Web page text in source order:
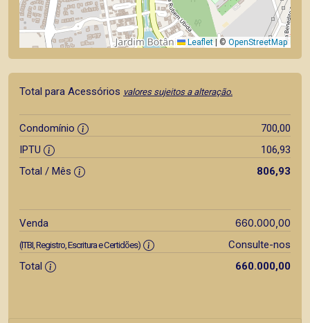
Leaflet © OpenStreetMap
Total para Acessórios valores sujeitos a alteração.
Condomínio
700,00
IPTU
106,93
Total / Mês
806,93
Venda 660.000,00
(ITBI, Registro, Escritura e Certidões)
Consulte-nos
Total
660.000,00